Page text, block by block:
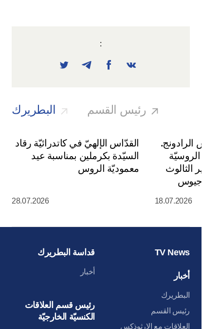
:
القدّاس الإلهيّ في كاتدرائيّة رقاد
السيّدة بكرملين بمناسبة عيد
معموديّة الروس
28.07.2026
الثالوث
18.07.2026
قداسة البطريرك
أخبار
رئيس قسم العلاقات
الكنسيّة الخارجيّة
TV News
أخبار
البطريرك
رئيس القسم
العلاقات مع الارثوذكس